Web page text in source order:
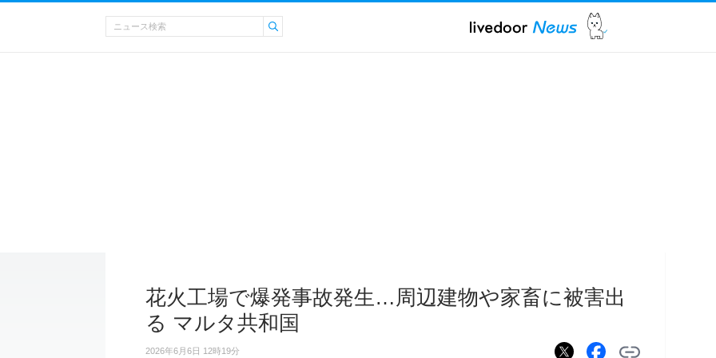
花火工場で爆発事故発生…周辺建物や家畜に被害出
る マルタ共和国
2026年6月6日 12時19分